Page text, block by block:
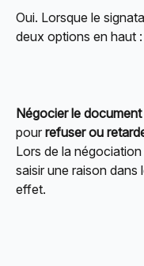
Oui. Lorsque le
deux options en haut :
Négocier le document
pour refuser ou
Lors de la
saisir une raison
effet.